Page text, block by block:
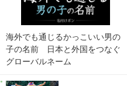
海外でも通じるかっこいい男の
子の名前 日本と外国をつなぐ
グローバルネーム